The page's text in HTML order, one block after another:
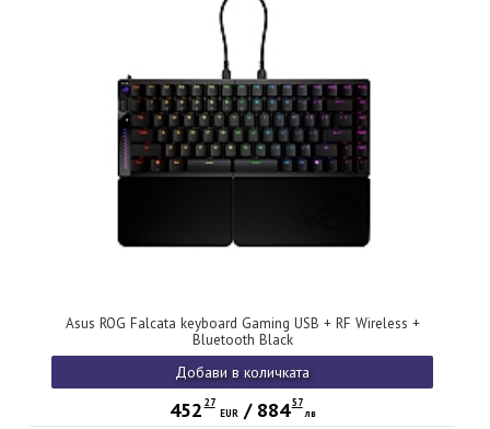
Asus ROG Falcata keyboard Gaming USB + RF Wireless +
Bluetooth Black
Добави в количката
452 27
EUR/ 884 57
лв